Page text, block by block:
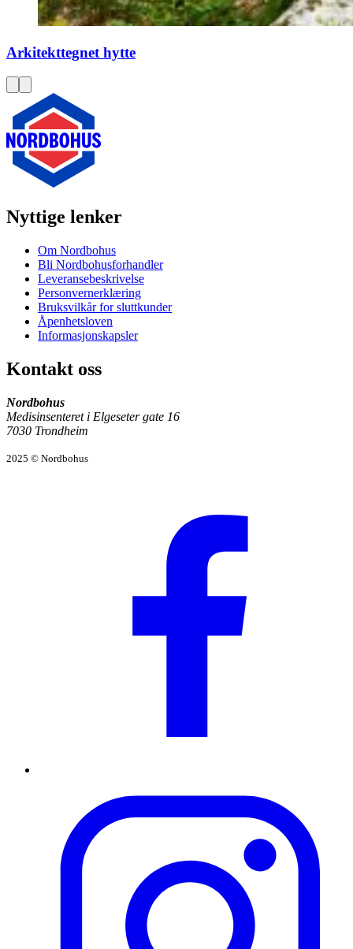
Arkitekttegnet hytte
Nyttige lenker
Om Nordbohus
Bli Nordbohusforhandler
Leveransebeskrivelse
Personvernerklæring
Bruksvilkår for sluttkunder
Åpenhetsloven
Informasjonskapsler
Kontakt oss
Nordbohus
Medisinsenteret i Elgeseter gate 16
7030 Trondheim
2025 © Nordbohus